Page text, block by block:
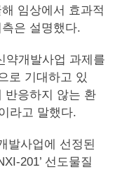
임상에서 효과적
은 설명했다.
약개발사업 과제를
로 기대하고 있
반응하지 않는 환
라고 말했다.
발사업에 선정된
201’ 선도물질